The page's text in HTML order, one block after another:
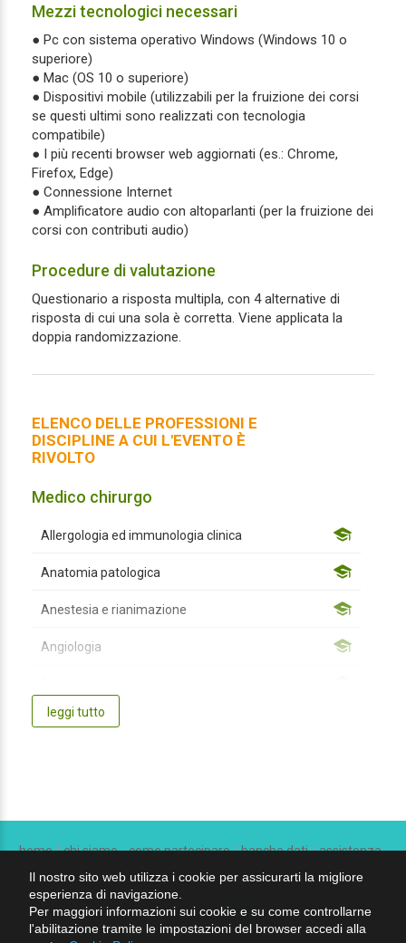
Il nostro sito web utilizza i cookie per assicurarti la migliore
esperienza di navigazione.
Per maggiori informazioni sui cookie e su come controllarne
l'abilitazione tramite le impostazioni del browser accedi alla
Mezzi tecnologici necessari
● Pc con sistema operativo Windows (Windows 10 o
superiore)
● Mac (OS 10 o superiore)
● Dispositivi mobile (utilizzabili per la fruizione dei corsi
se questi ultimi sono realizzati con tecnologia
compatibile)
● I più recenti browser web aggiornati (es.: Chrome,
Firefox, Edge)
● Connessione Internet
● Amplificatore audio con altoparlanti (per la fruizione dei
corsi con contributi audio)
Procedure di valutazione
Questionario a risposta multipla, con 4 alternative di
risposta di cui una sola è corretta. Viene applicata la
doppia randomizzazione.
ELENCO DELLE PROFESSIONI E
DISCIPLINE A CUI L'EVENTO È
RIVOLTO
Medico chirurgo
Allergologia ed immunologia clinica
Anatomia patologica
Anestesia e rianimazione
Angiologia
Biochimica clinica
Chirurgia Maxillo-facciale
Chirurgia pediatrica
leggi tutto
home chi siamo come partecipare banche dati
assistenza
contatti
catalogo privacy condizioni di vendita
seguici su: